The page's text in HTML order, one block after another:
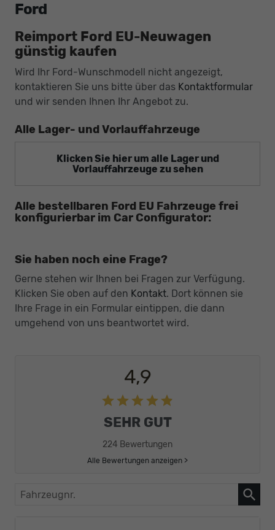
Ford
Reimport Ford EU-Neuwagen
günstig kaufen
Wird Ihr Ford-Wunschmodell nicht angezeigt,
kontaktieren Sie uns bitte über das Kontaktformular
und wir senden Ihnen Ihr Angebot zu.
Alle Lager- und Vorlauffahrzeuge
Klicken Sie hier um alle Lager und
Vorlauffahrzeuge zu sehen
Alle bestellbaren Ford EU Fahrzeuge frei
konfigurierbar im Car Configurator:
Sie haben noch eine Frage?
Gerne stehen wir Ihnen bei Fragen zur Verfügung.
Klicken Sie oben auf den Kontakt. Dort können sie
Ihre Frage in ein Formular eintippen, die dann
umgehend von uns beantwortet wird.
4,9
SEHR GUT
224 Bewertungen
Alle Bewertungen anzeigen >
Fahrzeugnr.